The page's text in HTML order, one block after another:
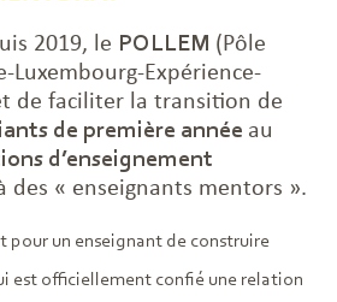
2019, le POLLEM (Pôle
Luxembourg-Expérience-
de faciliter la transition de
de première année au
d’enseignement
des « enseignants mentors ».
pour un enseignant de construire
est officiellement confié une relation